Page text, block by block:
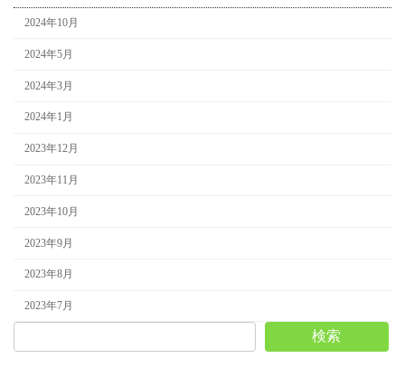
2024年10月
2024年5月
2024年3月
2024年1月
2023年12月
2023年11月
2023年10月
2023年9月
2023年8月
2023年7月
検索